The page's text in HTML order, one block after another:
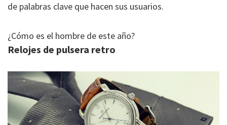
de palabras clave que hacen sus usuarios.
¿Cómo es el hombre de este año?
Relojes de pulsera retro